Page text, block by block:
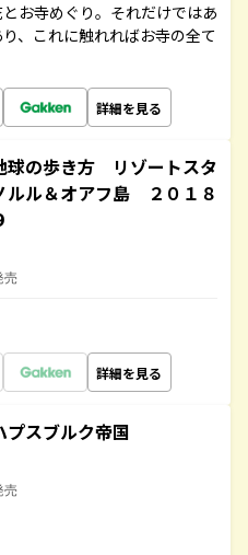
お寺めぐり。それだけではあ
、これに触れればお寺の全て
詳細を見る
の歩き方 リゾートスタ
ル＆オアフ島 ２０１８
売
詳細を見る
スブルク帝国
売